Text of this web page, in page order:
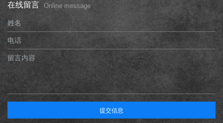
在线留言 Online message
姓名
电话
留言内容
提交信息